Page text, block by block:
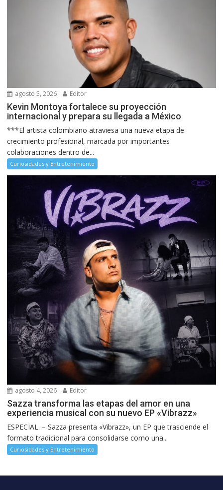
agosto 5, 2026 Editor
Kevin Montoya fortalece su proyección
internacional y prepara su llegada a México
***El artista colombiano atraviesa una nueva etapa de
crecimiento profesional, marcada por importantes
colaboraciones dentro de...
Curiosidades y Entretenimiento
agosto 4, 2026 Editor
Sazza transforma las etapas del amor en una
experiencia musical con su nuevo EP «Vibrazz»
ESPECIAL. – Sazza presenta «Vibrazz», un EP que trasciende el
formato tradicional para consolidarse como una...
Curiosidades y Entretenimiento